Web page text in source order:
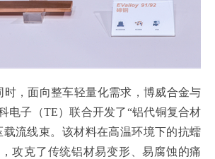
时，面向整车轻量化需求，博威合金与
电子（TE）联合开发了“铝代铜复合材
载流线束。该材料在高温环境下的抗蠕
攻克了传统铝材易变形、易腐蚀的痛